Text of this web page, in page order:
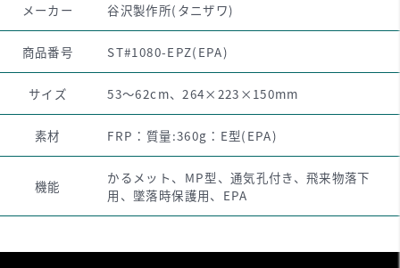
メーカー 谷沢製作所(タニザワ)
商品番号 ST#1080-EPZ(EPA)
サイズ 53～62cm、264×223×150mm
素材 FRP：質量:360g：E型(EPA)
機能
かるメット、MP型、通気孔付き、飛来物落下
用、墜落時保護用、EPA